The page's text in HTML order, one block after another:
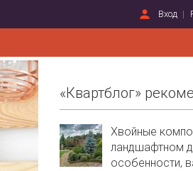
Вход
«Квартблог»
Хвойные
ландшафтном
особенности,